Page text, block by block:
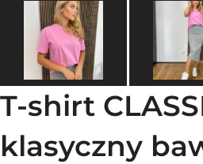
T-shirt
klasyczny